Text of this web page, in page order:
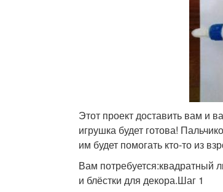
Этот проект доставить вам и
игрушка будет готова!
им будет помогать кто-то из
Вам потребуется:квадратный
и блёстки для декора.Шаг 1